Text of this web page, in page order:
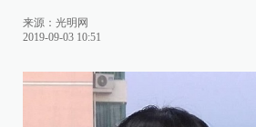
来源：光明网
2019-09-03 10:51